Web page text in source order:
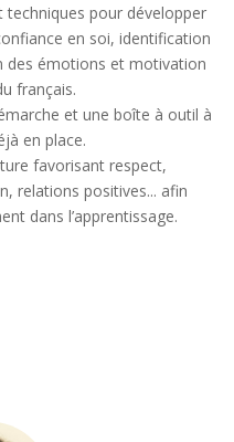
pour développer
en soi, identification
des émotions et motivation
français.
et une boîte à outil à
en place.
favorisant respect,
relations positives... afin
dans l’apprentissage.